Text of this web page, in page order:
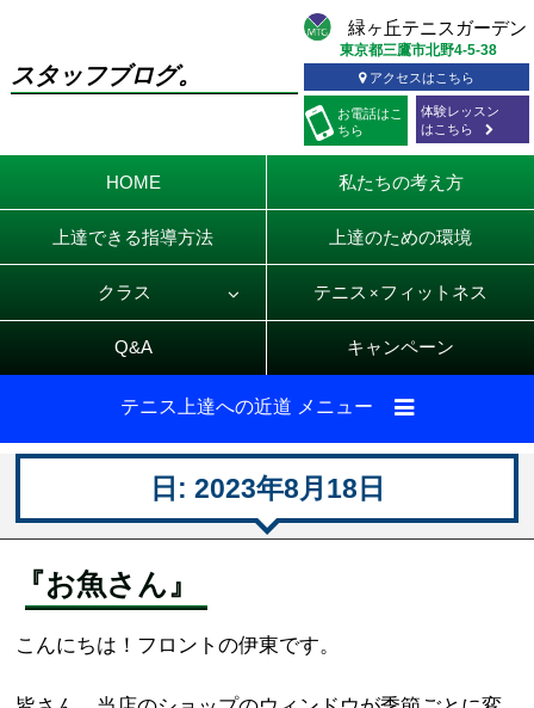
スタッフブログ。
お電話はこ
ちら
東京都三鷹市北野4-5-38
アクセスはこちら
体験レッスン
はこちら
HOME 私たちの考え方
上達できる指導方法 上達のための環境
クラス テニス × フィットネス
Q&A キャンペーン
テニス上達への近道 メニュー
日: 2023年8月18日
『お魚さん』
こんにちは！フロントの伊東です。